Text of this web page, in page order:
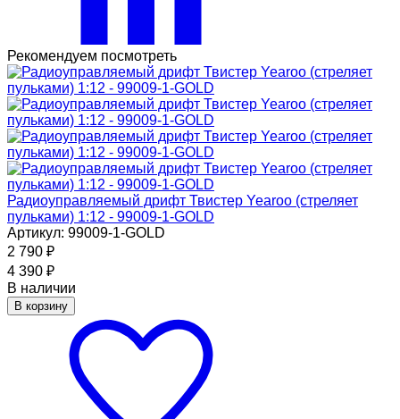
Рекомендуем посмотреть
Радиоуправляемый дрифт Твистер Yearoo (стреляет
пульками) 1:12 - 99009-1-GOLD
Артикул: 99009-1-GOLD
2 790 ₽
4 390 ₽
В наличии
В корзину